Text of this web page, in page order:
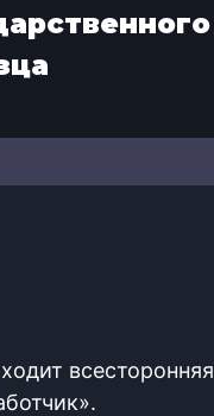
всесторонняя